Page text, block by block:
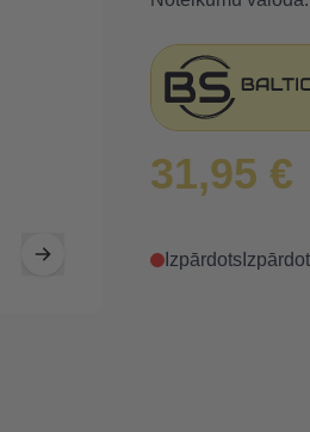
31,95 €
Izpārdots